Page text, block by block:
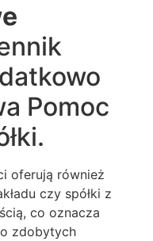
Pomoc
oferują również
czy spółki z
co oznacza
zdobytych